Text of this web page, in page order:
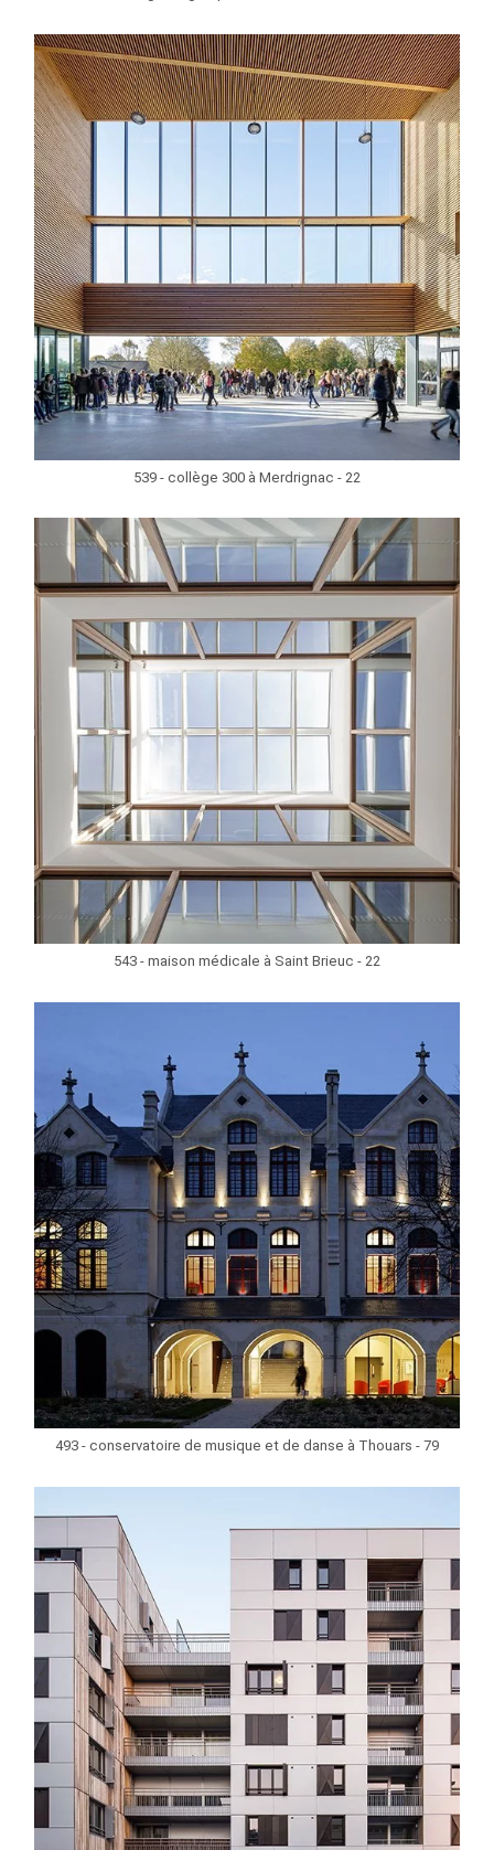
539 - collège 300 à Merdrignac - 22
543 - maison médicale à Saint Brieuc - 22
493 - conservatoire de musique et de danse à Thouars - 79